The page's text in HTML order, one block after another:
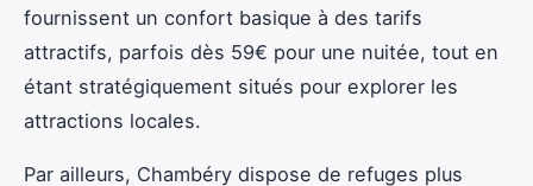
fournissent un confort basique à des tarifs
attractifs, parfois dès 59€ pour une nuitée, tout en
étant stratégiquement situés pour explorer les
attractions locales.
Par ailleurs, Chambéry dispose de refuges plus